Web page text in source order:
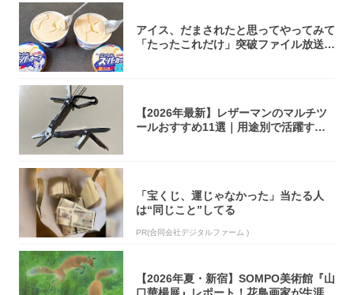
アイス、だまされたと思ってやってみて
「たったこれだけ」突破ファイル放送で
【2026年最新】レザーマンのマルチツ
ールおすすめ11選｜用途別で活躍する
「宝くじ、運じゃなかった」当たる人
は“同じこと”してる
PR(合同会社デジタルファーム )
【2026年夏・新宿】SOMPO美術館『山
口華楊展』レポート！花鳥画家が生涯描